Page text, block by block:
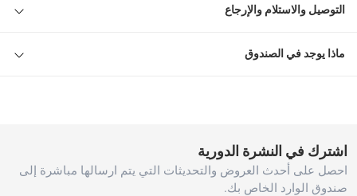
التوصيل والاستلام والإرجاع
ماذا يوجد في الصندوق
اشترك في النشرة الدورية
احصل على أحدث العروض والتحديثات التي يتم ارسالها مباشرة إلى
صندوق الوارد الخاص بك.